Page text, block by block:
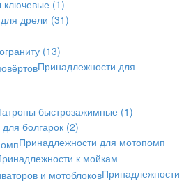
ключевые (1)
дрели (31)
(13)
Принадлежности для
быстрозажимные (1)
болгарок (2)
Принадлежности для мотопомп
к мойкам
Принадлежности